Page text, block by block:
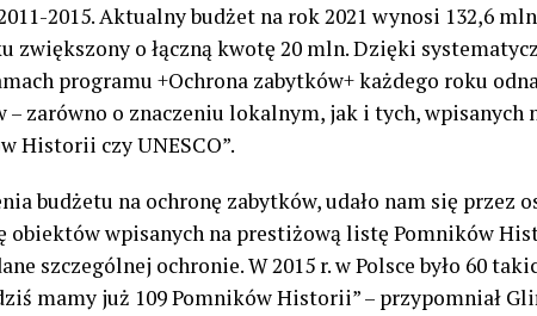
2015. Aktualny budżet na rok 2021 wynosi 132,6
zwiększony o łączną kwotę 20 mln. Dzięki
programu +Ochrona zabytków+ każdego roku
– zarówno o znaczeniu lokalnym, jak i tych, wpisanych
Historii czy UNESCO”.
budżetu na ochronę zabytków, udało nam się przez
obiektów wpisanych na prestiżową listę Pomników
szczególnej ochronie. W 2015 r. w Polsce było 60
mamy już 109 Pomników Historii” – przypomniał